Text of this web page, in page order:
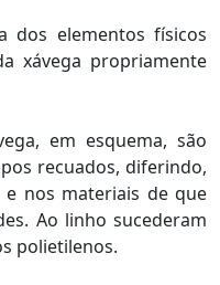
dos elementos físicos
xávega propriamente
em esquema, são
recuados, diferindo,
e nos materiais de que
Ao linho sucederam
polietilenos.